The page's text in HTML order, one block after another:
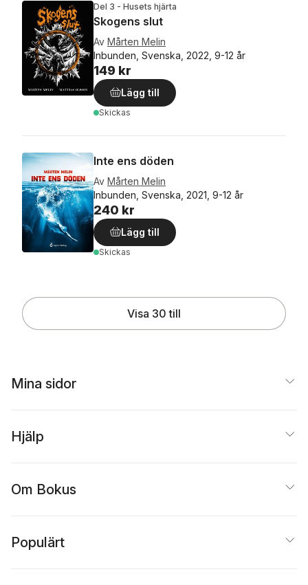
Del 3 - Husets hjärta
Skogens slut
Av Mårten Melin
Inbunden, Svenska, 2022, 9-12 år
149 kr
Lägg till
Skickas
Inte ens döden
Av Mårten Melin
Inbunden, Svenska, 2021, 9-12 år
240 kr
Lägg till
Skickas
Visa 30 till
Mina sidor
Hjälp
Om Bokus
Populärt